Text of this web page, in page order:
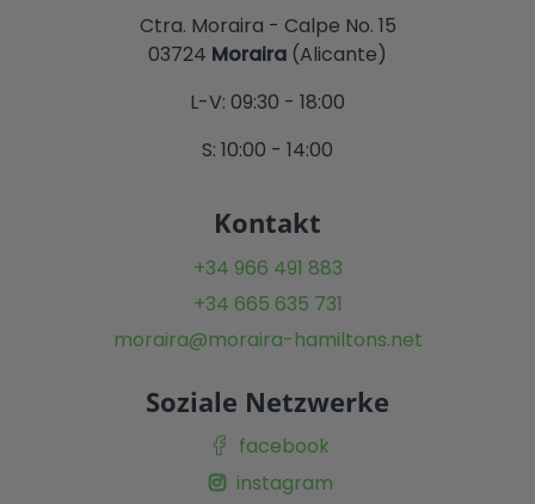
Ctra. Moraira - Calpe No. 15
03724 Moraira (Alicante)
L-V: 09:30 - 18:00
S: 10:00 - 14:00
Kontakt
+34 966 491 883
+34 665 635 731
moraira@moraira-hamiltons.net
Soziale Netzwerke
facebook
instagram